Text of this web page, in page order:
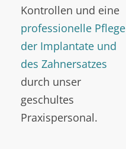
Kontrollen und eine
professionelle Pflege
der Implantate und
des Zahnersatzes
durch unser
geschultes
Praxispersonal.